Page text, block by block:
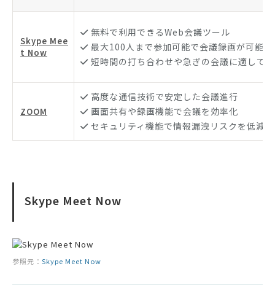
Skype Mee
t Now
無料で利用できるWeb会議ツール
最大100人まで参加可能で会議録画が可能
短時間の打ち合わせや急ぎの会議に適して
ZOOM
高度な通信技術で安定した会議進行
画面共有や録画機能で会議を効率化
セキュリティ機能で情報漏洩リスクを低減
Skype Meet Now
参照元： Skype Meet Now